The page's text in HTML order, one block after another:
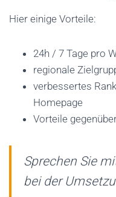
Hier einige Vorteile:
24h / 7 Tage pro
regionale
verbessertes
Homepage
Vorteile
Sprechen Sie
bei der